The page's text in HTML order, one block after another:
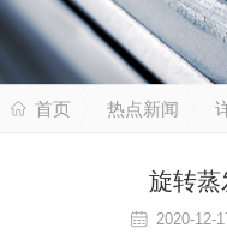
首页 热点新闻
旋转蒸
2020-